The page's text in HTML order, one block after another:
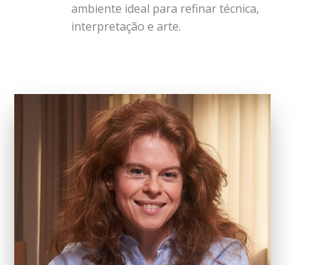
ambiente ideal para refinar técnica,
interpretação e arte.